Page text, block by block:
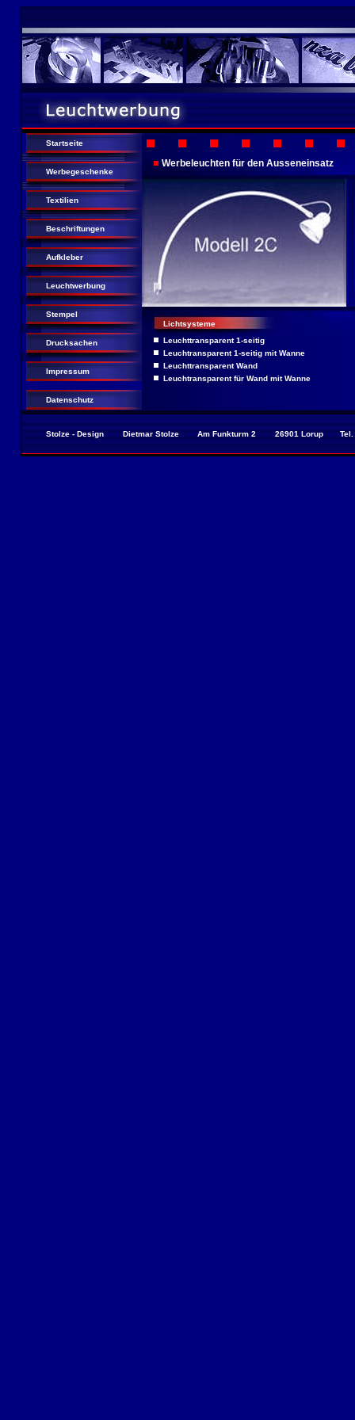
Startseite
Werbegeschenke
Textilien
Beschriftungen
Aufkleber
Leuchtwerbung
Stempel
Drucksachen
Impressum
Datenschutz
Werbeleuchten für den Ausseneinsatz
Lichtsysteme
Leuchttransparent 1-seitig
Leuchtransparent 1-seitig mit Wanne
Leuchttransparent Wand
Leuchtransparent für Wand mit Wanne
Stolze - Design Dietmar Stolze Am Funkturm 2 26901 Lorup